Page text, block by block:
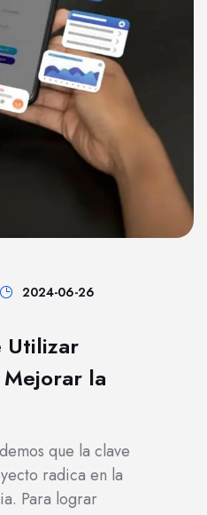
2024-06-26
Utilizar
la
que la clave
radica en la
Para lograr